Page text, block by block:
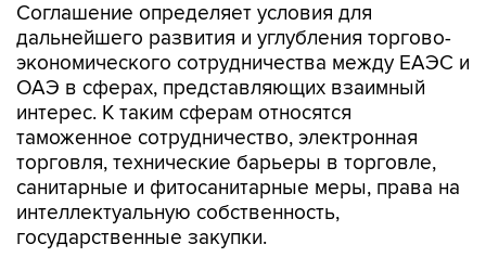
Соглашение определяет условия для
дальнейшего развития и углубления торгово-
экономического сотрудничества между ЕАЭС и
ОАЭ в сферах, представляющих взаимный
интерес. К таким сферам относятся
таможенное сотрудничество, электронная
торговля, технические барьеры в торговле,
санитарные и фитосанитарные меры, права на
интеллектуальную собственность,
государственные закупки.